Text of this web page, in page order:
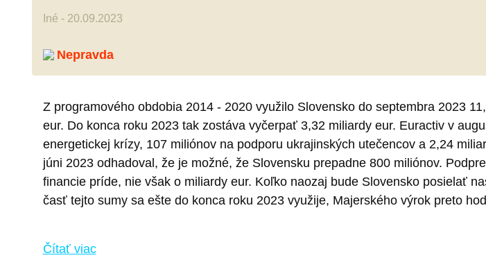
Iné - 20.09.2023
Nepravda
Z programového obdobia 2014 - 2020 využilo Slovensko do septembra 2023
eur. Do konca roku 2023 tak zostáva vyčerpať 3,32 miliardy eur. Euractiv v
energetickej krízy, 107 miliónov na podporu ukrajinských utečencov a 2,24
júni 2023 odhadoval, že je možné, že Slovensku prepadne 800 miliónov.
financie príde, nie však o miliardy eur. Koľko naozaj bude Slovensko posielať
časť tejto sumy sa ešte do konca roku 2023 využije, Majerského výrok preto
Čítať viac